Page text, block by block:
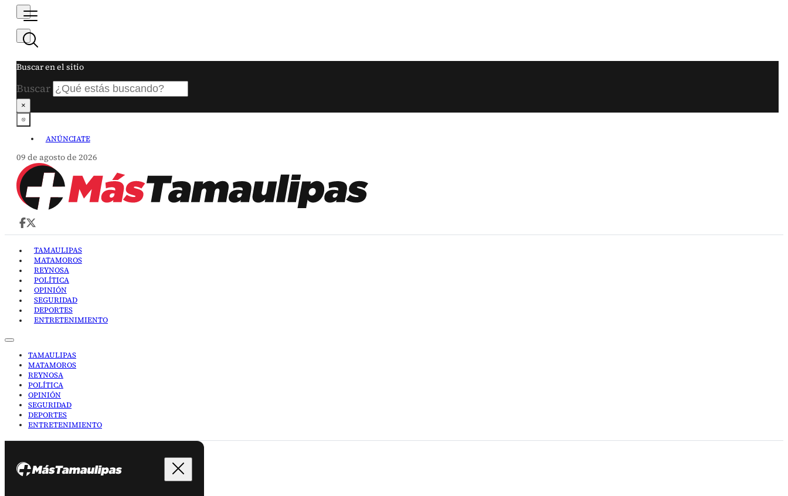
Buscar en el sitio
Buscar
×
ANÚNCIATE
09 de agosto de 2026
TAMAULIPAS
MATAMOROS
REYNOSA
POLÍTICA
OPINIÓN
SEGURIDAD
DEPORTES
ENTRETENIMIENTO
TAMAULIPAS
MATAMOROS
REYNOSA
POLÍTICA
OPINIÓN
SEGURIDAD
DEPORTES
ENTRETENIMIENTO